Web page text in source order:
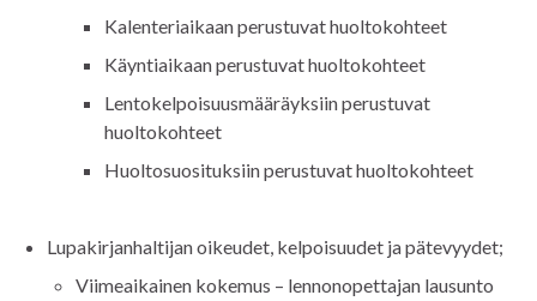
Kalenteriaikaan perustuvat huoltokohteet
Käyntiaikaan perustuvat huoltokohteet
Lentokelpoisuusmääräyksiin perustuvat
huoltokohteet
Huoltosuosituksiin perustuvat huoltokohteet
Lupakirjanhaltijan oikeudet, kelpoisuudet ja pätevyydet;
Viimeaikainen kokemus – lennonopettajan lausunto